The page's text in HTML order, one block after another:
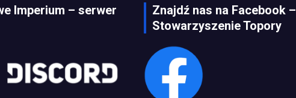
Imperium – serwer
Znajdź nas na Facebook –
Stowarzyszenie Topory